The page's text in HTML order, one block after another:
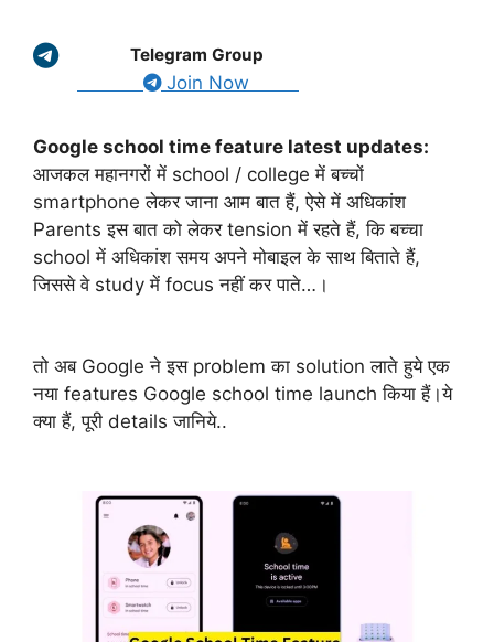
Telegram Group
Join Now
Google school time feature latest updates:
आजकल महानगरों में school / college में बच्चों
smartphone लेकर जाना आम बात हैं, ऐसे में अधिकांश
Parents इस बात को लेकर tension में रहते हैं, कि बच्चा
school में अधिकांश समय अपने मोबाइल के साथ बिताते हैं,
जिससे वे study में focus नहीं कर पाते…।
तो अब Google ने इस problem का solution लाते हुये एक
नया features Google school time launch किया हैं।ये
क्या हैं, पूरी details जानिये..